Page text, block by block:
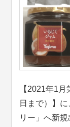
【2021年1
日まで）】
リー」へ新